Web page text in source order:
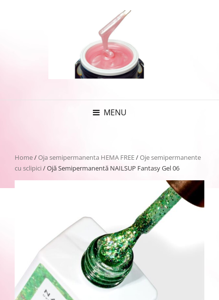
MENU
Home/Oja semipermanenta HEMA FREE/Oje semipermanente
cu sclipici/ Ojă Semipermanentă NAILSUP Fantasy Gel 06